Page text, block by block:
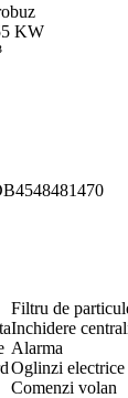
KW
Filtru de
Inchidere
Alarma
Oglinzi electrice
Comenzi volan